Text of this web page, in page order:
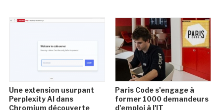
Une extension usurpant
Perplexity AI dans
Chromium découverte
Paris Code s'engage à
former 1000 demandeurs
d'emploi à l'IT